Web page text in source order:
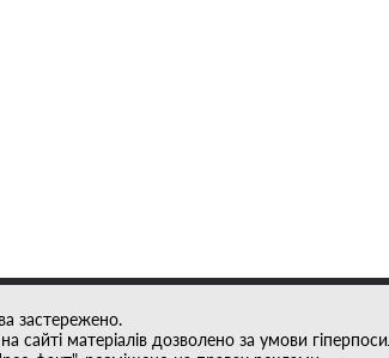
застережено.
сайті матеріалів дозволено за умови